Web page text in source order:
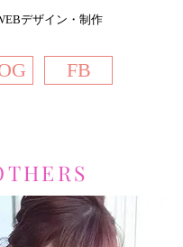
デザイン・制作
FB